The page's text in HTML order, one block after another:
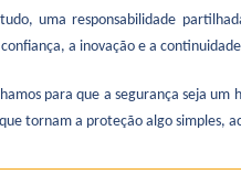
uma responsabilidade
a inovação e a
para que a segurança seja
tornam a proteção algo simples,